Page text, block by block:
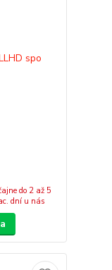
do 2 až 5
dní u nás